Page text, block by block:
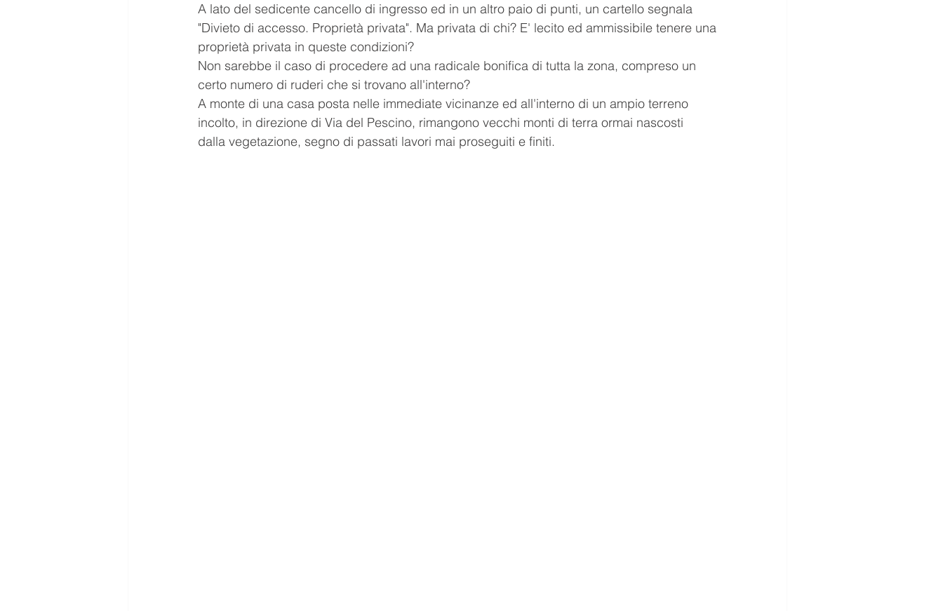
A lato del sedicente cancello di ingresso ed in un altro paio di punti, un cartello segnala
"Divieto di accesso. Proprietà privata". Ma privata di chi? E' lecito ed ammissibile tenere una
proprietà privata in queste condizioni?
Non sarebbe il caso di procedere ad una radicale bonifica di tutta la zona, compreso un
certo numero di ruderi che si trovano all'interno?
A monte di una casa posta nelle immediate vicinanze ed all'interno di un ampio terreno
incolto, in direzione di Via del Pescino, rimangono vecchi monti di terra ormai nascosti
dalla vegetazione, segno di passati lavori mai proseguiti e finiti.